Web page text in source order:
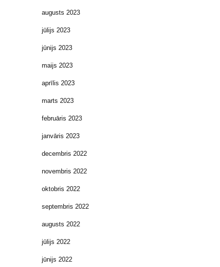
augusts 2023
jūlijs 2023
jūnijs 2023
maijs 2023
aprīlis 2023
marts 2023
februāris 2023
janvāris 2023
decembris 2022
novembris 2022
oktobris 2022
septembris 2022
augusts 2022
jūlijs 2022
jūnijs 2022